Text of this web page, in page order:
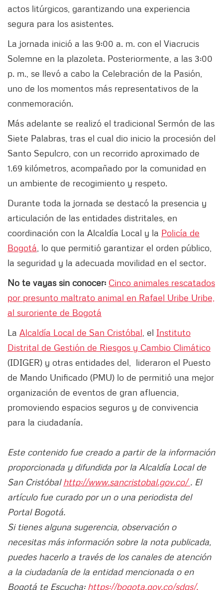
actos litúrgicos, garantizando una experiencia
segura para los asistentes.
La jornada inició a las 9:00 a. m. con el Viacrucis
Solemne en la plazoleta. Posteriormente, a las 3:00
p. m., se llevó a cabo la Celebración de la Pasión,
uno de los momentos más representativos de la
conmemoración.
Más adelante se realizó el tradicional Sermón de las
Siete Palabras, tras el cual dio inicio la procesión del
Santo Sepulcro, con un recorrido aproximado de
1.69 kilómetros, acompañado por la comunidad en
un ambiente de recogimiento y respeto.
Durante toda la jornada se destacó la presencia y
articulación de las entidades distritales, en
coordinación con la Alcaldía Local y la Policía de
Bogotá , lo que permitió garantizar el orden público,
la seguridad y la adecuada movilidad en el sector.
No te vayas sin conocer: Cinco animales rescatados
por presunto maltrato animal en Rafael Uribe Uribe,
al suroriente de Bogotá
La Alcaldía Local de San Cristóbal , el Instituto
Distrital de Gestión de Riesgos y Cambio Climático
(IDIGER) y otras entidades del, lideraron el Puesto
de Mando Unificado (PMU) lo de permitió una mejor
organización de eventos de gran afluencia,
promoviendo espacios seguros y de convivencia
para la ciudadanía.
Este contenido fue creado a partir de la información
proporcionada y difundida por la Alcaldía Local de
San Cristóbalhttp://www.sancristobal.gov.co/. El
artículo fue curado por un o una periodista del
Portal Bogotá.
Si tienes alguna sugerencia, observación o
necesitas más información sobre la nota publicada,
puedes hacerlo a través de los canales de atención
a la ciudadanía de la entidad mencionada o en
Bogotá te Escucha: https://bogota.gov.co/sdqs/.